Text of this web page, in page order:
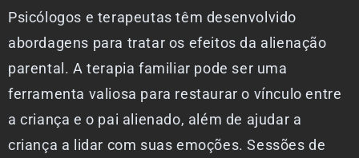
Psicólogos e terapeutas têm desenvolvido
abordagens para tratar os efeitos da alienação
parental. A terapia familiar pode ser uma
ferramenta valiosa para restaurar o vínculo entre
a criança e o pai alienado, além de ajudar a
criança a lidar com suas emoções. Sessões de